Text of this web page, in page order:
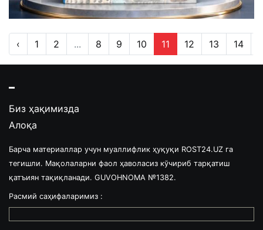
‹ 1 2 ... 8 9 10 11 12 13 14
Биз ҳақимизда
Алоқа
Барча материаллар учун муаллифлик ҳуқуқи ROST24.UZ га
тегишли. Мақолаларни фаол ҳаволасиз кўчириб тарқатиш
қатъиян тақиқланади. GUVOHNOMA №1382.
Расмий саҳифаларимиз :